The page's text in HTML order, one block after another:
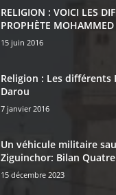
RELIGION : VOICI LES
PROPHÈTE
15 juin 2016
Religion : Les différents
Darou
7 janvier 2016
Un véhicule militaire
Ziguinchor: Bilan
15 décembre 2023